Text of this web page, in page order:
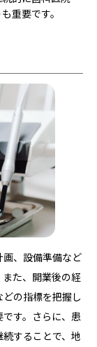
重要です。
、設備準備など
た、開業後の経
の指標を把握し
す。さらに、患
することで、地